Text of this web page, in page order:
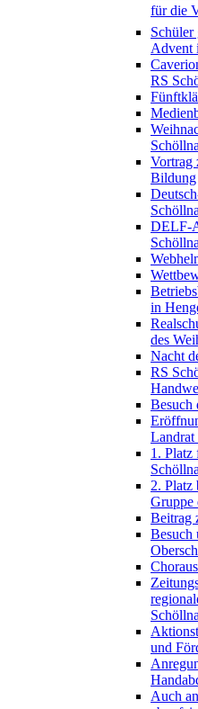
für die
Schüler
Advent
RS
Vortrag
Bildung
DELF-
in
des
Nacht
RS
Besuch
Landrat
1. Platz
2.
Gruppe
Beitrag
Besuch
und
Auch